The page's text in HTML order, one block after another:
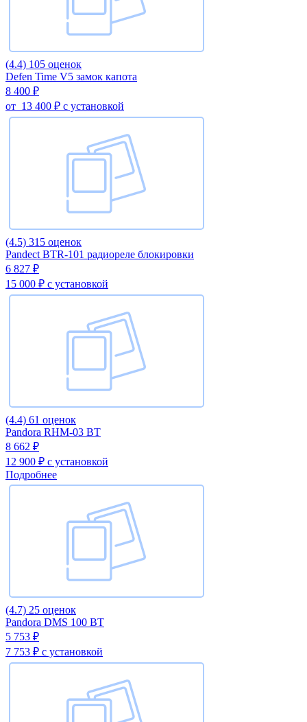
(4.4) 105 оценок
Defen Time V5 замок капота
8 400 ₽
от 13 400 ₽ с установкой
(4.5) 315 оценок
Pandect BTR-101 радиореле блокировки
6 827 ₽
15 000 ₽ с установкой
(4.4) 61 оценок
Pandora RHM-03 BT
8 662 ₽
12 900 ₽ с установкой
Подробнее
(4.7) 25 оценок
Pandora DMS 100 BT
5 753 ₽
7 753 ₽ с установкой